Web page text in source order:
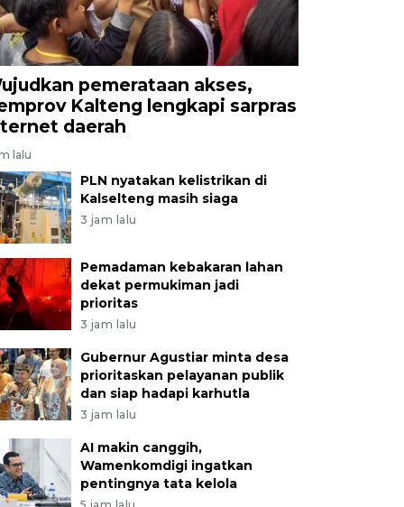
pemerataan akses,
Kalteng lengkapi sarpras
daerah
lalu
PLN nyatakan kelistrikan di
Kalselteng masih siaga
3 jam lalu
Pemadaman kebakaran lahan
dekat permukiman jadi
prioritas
3 jam lalu
Gubernur Agustiar minta desa
prioritaskan pelayanan publik
dan siap hadapi karhutla
3 jam lalu
AI makin canggih,
Wamenkomdigi ingatkan
pentingnya tata kelola